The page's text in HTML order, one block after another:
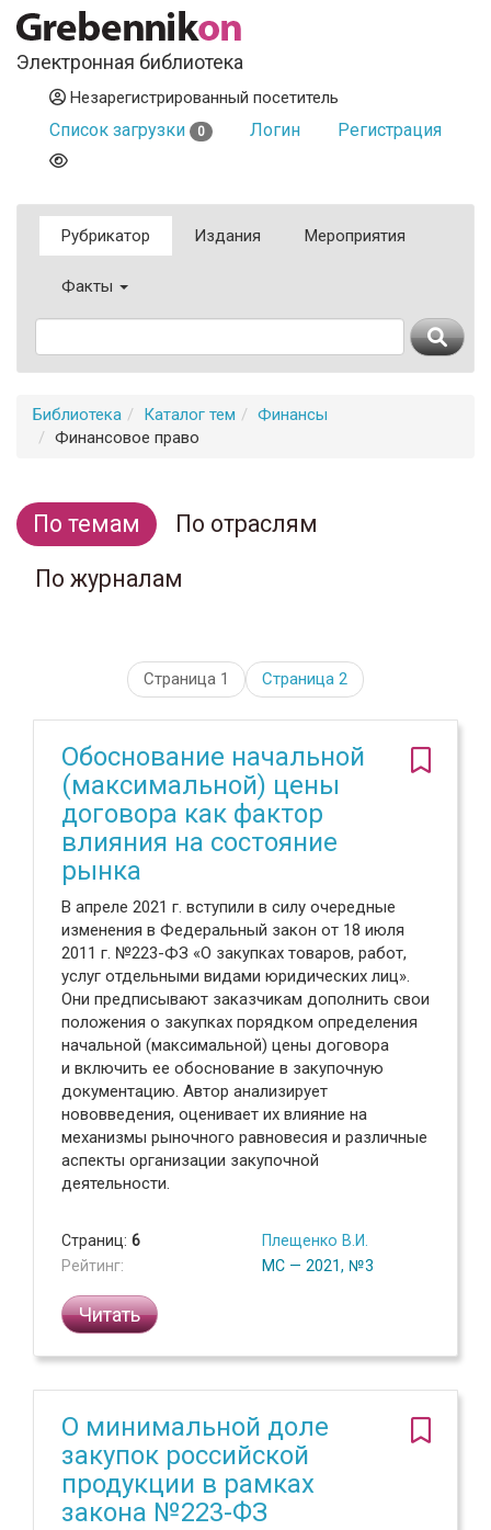
Электронная библиотека
Незарегистрированный посетитель
Список загрузки 0 Логин Регистрация
Рубрикатор Издания Мероприятия
Факты
Библиотека Каталог тем
Финансы
Финансовое право
По темам
По отраслям
По журналам
Страница 1 Страница 2
Обоснование начальной
(максимальной) цены
договора как фактор
влияния на состояние
рынка
В апреле 2021 г. вступили в силу очередные
изменения в Федеральный закон от 18 июля
2011 г. №223-ФЗ «О закупках товаров, работ,
услуг отдельными видами юридических лиц».
Они предписывают заказчикам дополнить свои
положения о закупках порядком определения
начальной (максимальной) цены договора
и включить ее обоснование в закупочную
документацию. Автор анализирует
нововведения, оценивает их влияние на
механизмы рыночного равновесия и различные
аспекты организации закупочной
деятельности.
Страниц: 6
Рейтинг:
Плещенко В.И.
МС — 2021, №3
Читать
О минимальной доле
закупок российской
продукции в рамках
закона №223-ФЗ